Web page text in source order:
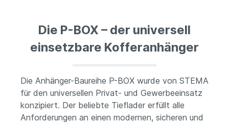
Die P-BOX – der universell
einsetzbare Kofferanhänger
Die Anhänger-Baureihe P-BOX wurde von STEMA
für den universellen Privat- und Gewerbeeinsatz
konzipiert. Der beliebte Tieflader erfüllt alle
Anforderungen an einen modernen, sicheren und